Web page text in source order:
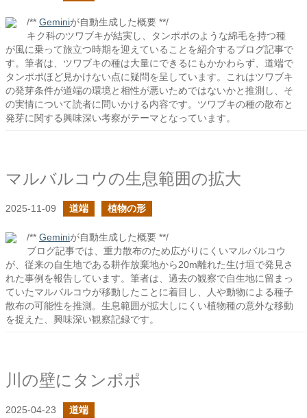
/** Geminiが自動生成した概要 **/
キク科のツワブキが結実し、タンポポのような綿毛を持つ種
が風に乗って旅立つ時期を迎えていることを紹介するブログ記事で
す。筆者は、ツワブキの種は大量にできるにもかかわらず、道端で
タンポポほど見かけない点に疑問を呈しています。これはツワブキ
の発芽条件が道端の環境と相性が悪いためではないかと推測し、そ
の実情について読者に問いかける内容です。ツワブキの種の散布と
発芽に関する興味深い考察がテーマとなっています。
マルバルコウの生息範囲の拡大
2025-11-09 道端 植物の形
/** Geminiが自動生成した概要 **/
ブログ記事では、重力散布のため広がりにくいマルバルコウ
が、従来の自生地である耕作放棄地から20m離れた生け垣で発見さ
れた事例を報告しています。筆者は、過去の観察で自生地に留まっ
ていたマルバルコウが移動したことに着目し、人や動物による種子
散布の可能性を推測。生息範囲が拡大しにくい植物種の意外な移動
を捉えた、興味深い観察記録です。
川の壁にタンポポ
2025-04-23 道端